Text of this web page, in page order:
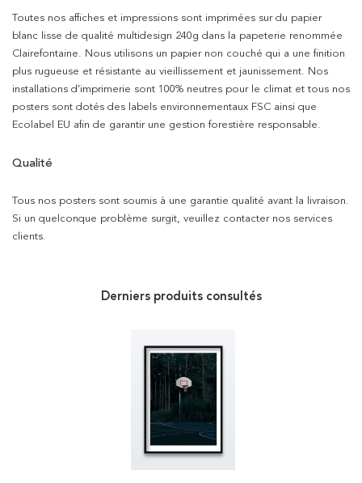
Toutes nos affiches et impressions sont imprimées sur du papier
blanc lisse de qualité multidesign 240g dans la papeterie renommée
Clairefontaine. Nous utilisons un papier non couché qui a une finition
plus rugueuse et résistante au vieillissement et jaunissement. Nos
installations d’imprimerie sont 100% neutres pour le climat et tous nos
posters sont dotés des labels environnementaux FSC ainsi que
Ecolabel EU afin de garantir une gestion forestière responsable.
Qualité
Tous nos posters sont soumis à une garantie qualité avant la livraison.
Si un quelconque problème surgit, veuillez contacter nos services
clients.
Derniers produits consultés